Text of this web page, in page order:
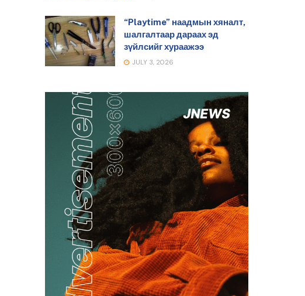
“Playtime” наадмын хяналт,
шалгалтаар дараах эд
зүйлсийг хураажээ
JULY 3, 2026